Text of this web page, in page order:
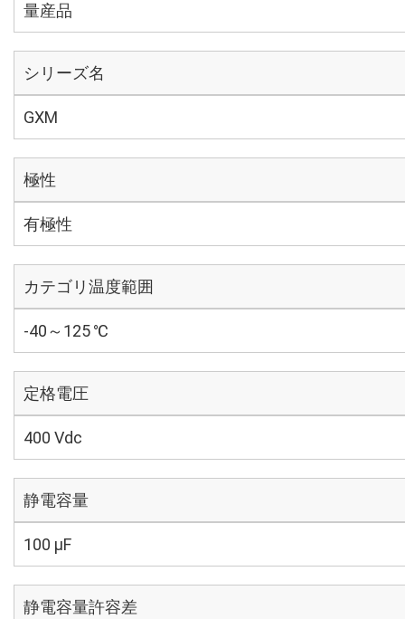
量産品
シリーズ名
GXM
極性
有極性
カテゴリ温度範囲
-40～125 ℃
定格電圧
400 Vdc
静電容量
100 µF
静電容量許容差